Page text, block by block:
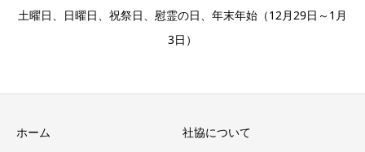
土曜日、日曜日、祝祭日、慰霊の日、年末年始（12月29日～1月
3日）
ホーム
社協について